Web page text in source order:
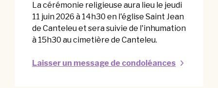
La cérémonie religieuse aura lieu le jeudi
11 juin 2026 à 14h30 en l'église Saint Jean
de Canteleu et sera suivie de l'inhumation
à 15h30 au cimetière de Canteleu.
Laisser un message de condoléances